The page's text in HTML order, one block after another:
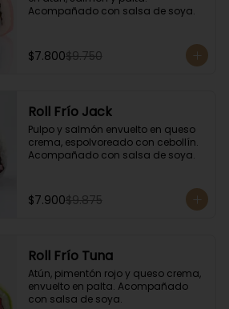
Acompañado con salsa de soya.
$7.800$9.750
Roll Frío Jack
Pulpo y salmón envuelto en queso
crema, espolvoreado con cebollín.
Acompañado con salsa de soya.
$7.900$9.875
Roll Frío Tuna
Atún, pimentón rojo y queso crema,
envuelto en palta. Acompañado
con salsa de soya.